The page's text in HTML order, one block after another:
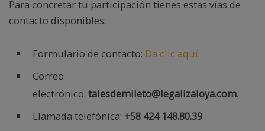
Para concretar tu participación tienes estas vías de
contacto disponibles:
Formulario de contacto: Da clic aquí.
Correo
electrónico: talesdemileto@legalizaloya.com.
Llamada telefónica: +58 424 148.80.39.